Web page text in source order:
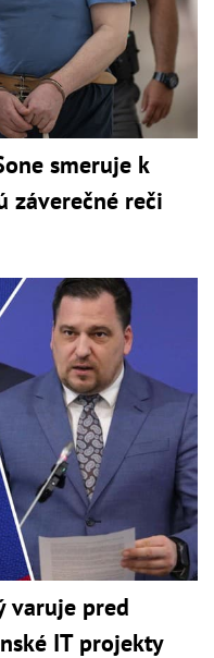
smeruje k
záverečné reči
varuje pred
IT projekty